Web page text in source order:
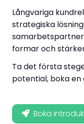
Långvariga
strategiska
formar och
Ta det första
potential, boka en
Boka